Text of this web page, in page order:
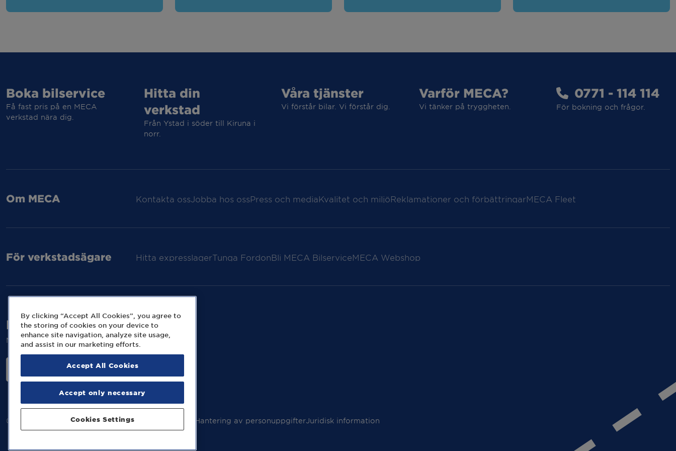
Boka bilservice
Få fast pris på en MECA
verkstad nära dig.
Hitta din
verkstad
Från Ystad i söder till Kiruna i
norr.
Våra tjänster
Vi förstår bilar. Vi förstår dig.
Varför MECA?
Vi tänker på tryggheten.
0771 - 114 114
För bokning och frågor.
Om MECA Kontakta ossJobba hos ossPress och mediaKvalitet och miljöReklamationer och förbättringarMECA Fleet
För verkstadsägare Hitta expresslagerTunga FordonBli MECA BilserviceMECA Webshop
Följ oss på sociala medier
Missa inga nyheter eller kampanjer från MECA.
© 2026 MECA Sweden ABInformation om cookies Hantering av personuppgifterJuridisk information
By clicking “Accept All Cookies”, you agree to
the storing of cookies on your device to
enhance site navigation, analyze site usage,
and assist in our marketing efforts.
Accept All Cookies
Accept only necessary
Cookies Settings